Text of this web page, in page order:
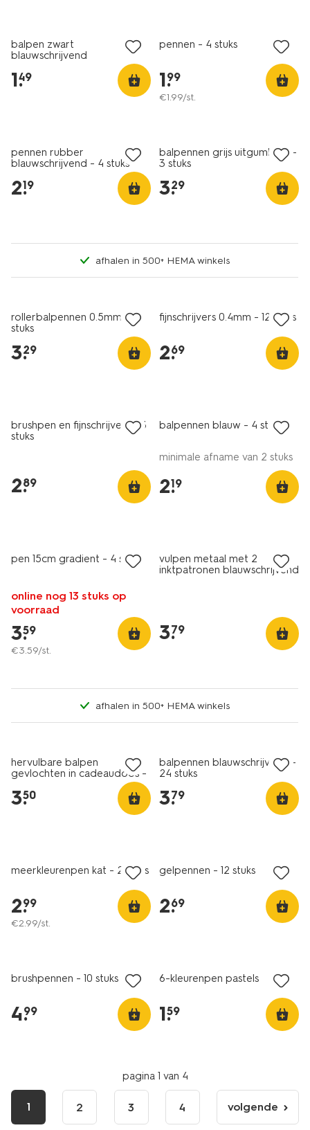
balpen zwart
blauwschrijvend
1.
49
pennen - 4 stuks
1.
99
€1.99/st.
pennen rubber
blauwschrijvend - 4 stuks
2.
19
balpennen grijs uitgumbaar -
3 stuks
3.
29
afhalen in 500+ HEMA winkels
rollerbalpennen 0.5mm - 4
stuks
3.
29
fijnschrijvers 0.4mm - 12 stuks
2.
69
brushpen en fijnschrijvers - 3
stuks
2.
89
balpennen blauw - 4 stuks
minimale afname van 2 stuks
2.
19
pen 15cm gradient - 4 stuks
online nog 13 stuks op
voorraad
3.
59
€3.59/st.
vulpen metaal met 2
inktpatronen blauwschrijvend
3.
79
afhalen in 500+ HEMA winkels
hervulbare balpen
gevlochten in cadeaudoos -
3.
50
balpennen blauwschrijvend -
24 stuks
3.
79
meerkleurenpen kat - 2 stuks
2.
99
€2.99/st.
gelpennen - 12 stuks
2.
69
brushpennen - 10 stuks
4.
99
6-kleurenpen pastels
1.
59
pagina 1 van 4
1 2 3 4
volgende
volgende